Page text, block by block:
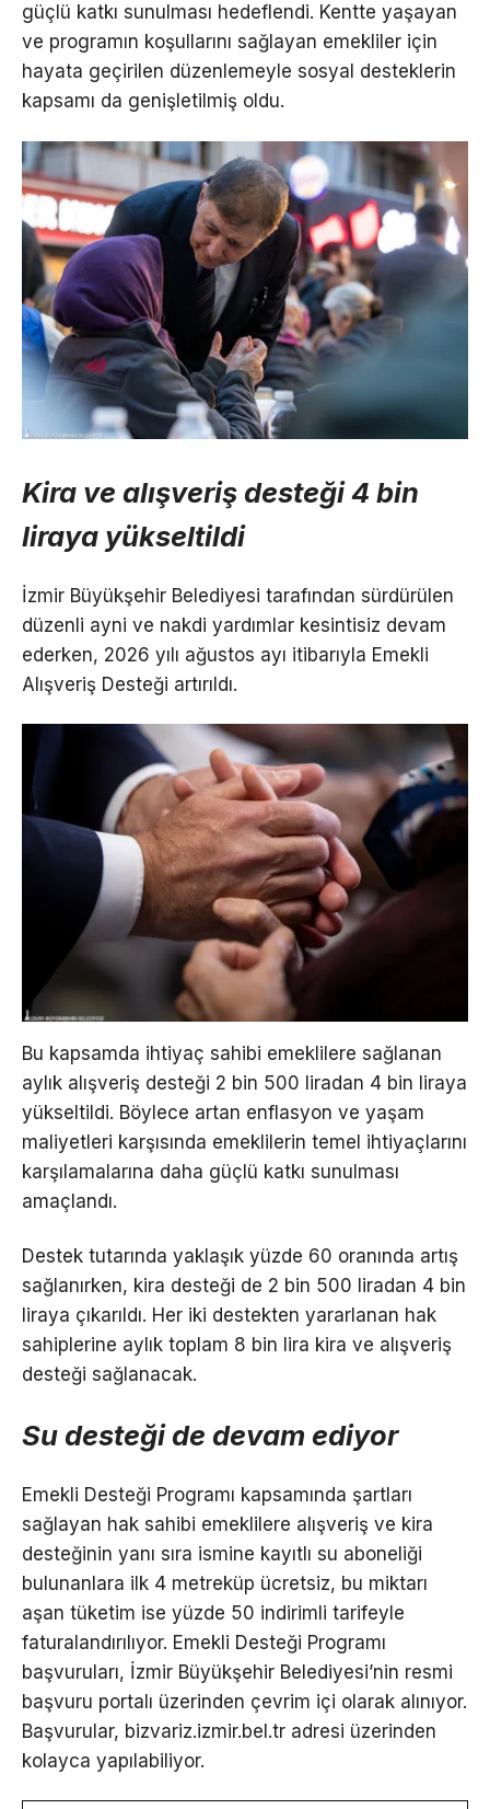
güçlü katkı sunulması hedeflendi. Kentte yaşayan
ve programın koşullarını sağlayan emekliler için
hayata geçirilen düzenlemeyle sosyal desteklerin
kapsamı da genişletilmiş oldu.
Kira ve alışveriş desteği 4 bin
liraya yükseltildi
İzmir Büyükşehir Belediyesi tarafından sürdürülen
düzenli ayni ve nakdi yardımlar kesintisiz devam
ederken, 2026 yılı ağustos ayı itibarıyla Emekli
Alışveriş Desteği artırıldı.
Bu kapsamda ihtiyaç sahibi emeklilere sağlanan
aylık alışveriş desteği 2 bin 500 liradan 4 bin liraya
yükseltildi. Böylece artan enflasyon ve yaşam
maliyetleri karşısında emeklilerin temel ihtiyaçlarını
karşılamalarına daha güçlü katkı sunulması
amaçlandı.
Destek tutarında yaklaşık yüzde 60 oranında artış
sağlanırken, kira desteği de 2 bin 500 liradan 4 bin
liraya çıkarıldı. Her iki destekten yararlanan hak
sahiplerine aylık toplam 8 bin lira kira ve alışveriş
desteği sağlanacak.
Su desteği de devam ediyor
Emekli Desteği Programı kapsamında şartları
sağlayan hak sahibi emeklilere alışveriş ve kira
desteğinin yanı sıra ismine kayıtlı su aboneliği
bulunanlara ilk 4 metreküp ücretsiz, bu miktarı
aşan tüketim ise yüzde 50 indirimli tarifeyle
faturalandırılıyor. Emekli Desteği Programı
başvuruları, İzmir Büyükşehir Belediyesi’nin resmi
başvuru portalı üzerinden çevrim içi olarak alınıyor.
Başvurular, bizvariz.izmir.bel.tr adresi üzerinden
kolayca yapılabiliyor.